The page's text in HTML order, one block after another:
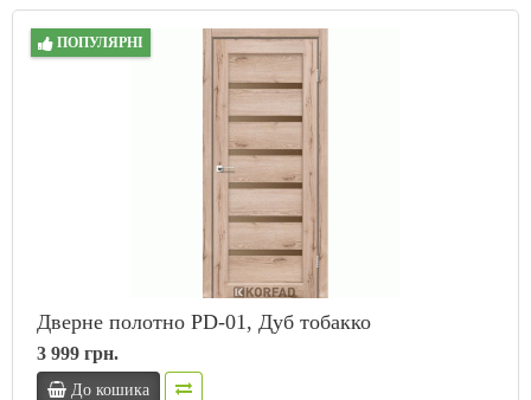
ПОПУЛЯРНІ
Дверне полотно PD-01, Дуб тобакко
3 999 грн.
До кошика